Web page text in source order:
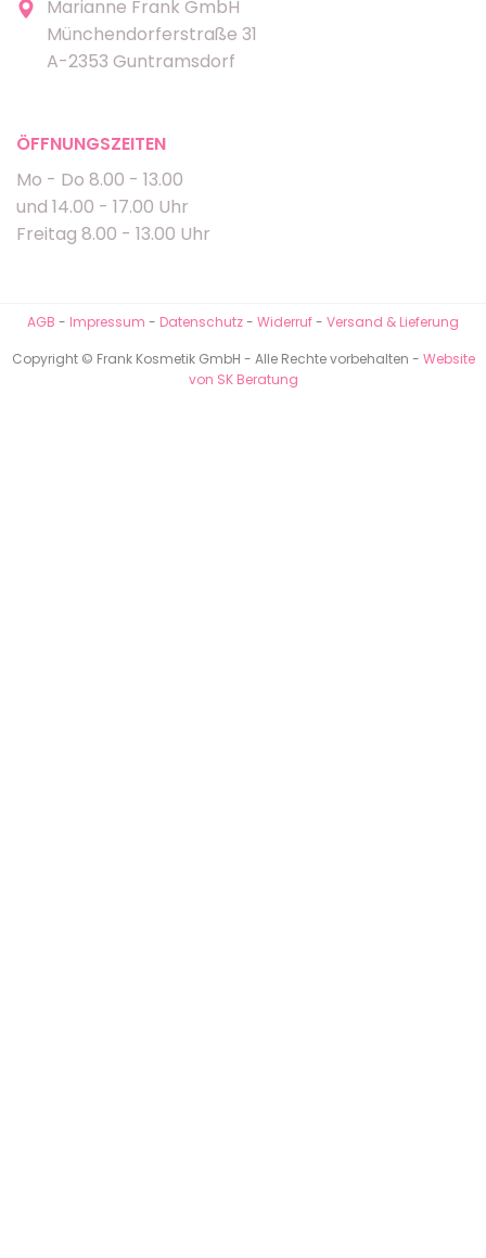
Marianne Frank GmbH
Münchendorferstraße 31
A-2353 Guntramsdorf
ÖFFNUNGSZEITEN
Mo - Do 8.00 - 13.00
und 14.00 - 17.00 Uhr
Freitag 8.00 - 13.00 Uhr
AGB - Impressum - Datenschutz- Widerruf- Versand & Lieferung
Copyright © Frank Kosmetik GmbH - Alle Rechte vorbehalten - Website
von SK Beratung